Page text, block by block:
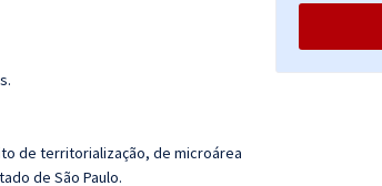
de territorialização, de microárea
de São Paulo.